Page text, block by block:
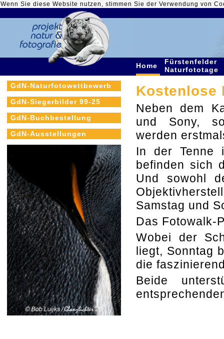
Wenn Sie diese Website nutzen, stimmen Sie der Verwendung von
Home
Fürstenfelder
Naturfototage
GdN-Naturfotowettbewerb
GdN-Siegerbilder 99-25
GdN-Buchbestellung
GdN-Ausstellungen
Kostenlose
Neben dem
und Sony,
werden
In der Tenne
befinden sich
Und sowohl
Samstag und
Das Fotowalk-
Wobei der
liegt, Sonntag
die
Beide